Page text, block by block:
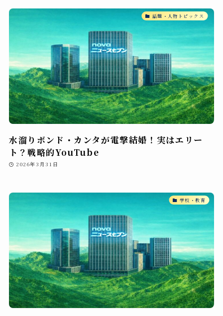
話題・人物トピックス
水溜りボンド・カンタが電撃結婚！実はエリー
ト？戦略的YouTube
2026年3月31日
学校・教育